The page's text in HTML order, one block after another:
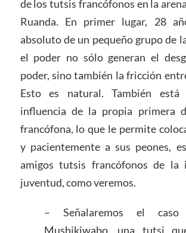
de los tutsis francófonos en la
Ruanda. En primer lugar, 28
absoluto de un pequeño grupo de
el poder no sólo generan el
poder, sino también la fricción
Esto es natural. También está
influencia de la propia primera
francófona, lo que le permite
y pacientemente a sus peones,
amigos tutsis francófonos de la
juventud, como veremos.
– Señalaremos el
Mushikiwabo, una tutsi